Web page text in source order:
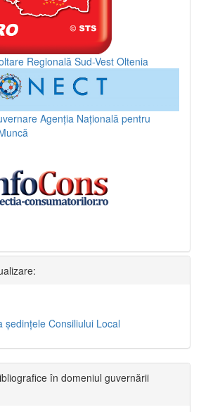
Regională Sud-Vest Oltenia
Agenția Națională pentru
şedinţele Consiliului Local
în domeniul guvernării